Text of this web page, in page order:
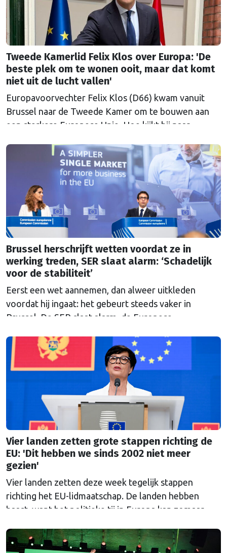
Tweede Kamerlid Felix Klos over Europa: 'De
beste plek om te wonen ooit, maar dat komt
niet uit de lucht vallen'
Europavoorvechter Felix Klos (D66) kwam vanuit
Brussel naar de Tweede Kamer om te bouwen aan
een sterkere Europese Unie. Hoe kijkt hij naar
heeft kunnen proeven van de Brusselse én de
Haagse politiek?
Brussel herschrijft wetten voordat ze in
werking treden, SER slaat alarm: ‘Schadelijk
voor de stabiliteit’
Eerst een wet aannemen, dan alweer uitkleden
voordat hij ingaat: het gebeurt steeds vaker in
Brussel. De SER slaat alarm, de Europese
wetten maakt?
Vier landen zetten grote stappen richting de
EU: 'Dit hebben we sinds 2002 niet meer
gezien'
Vier landen zetten deze week tegelijk stappen
richting het EU-lidmaatschap. De landen hebben
haast, want het politieke tij in Europa kan zomaar